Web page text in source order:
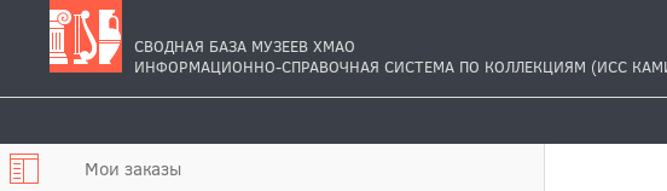
СВОДНАЯ БАЗА МУЗЕЕВ ХМАО
ИНФОРМАЦИОННО-СПРАВОЧНАЯ СИСТЕМА ПО КОЛЛЕКЦИЯМ (ИСС
Мои заказы